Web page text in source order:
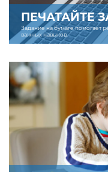
ПЕЧАТАЙТЕ
Задание на бумаге помогает
важных навыков.